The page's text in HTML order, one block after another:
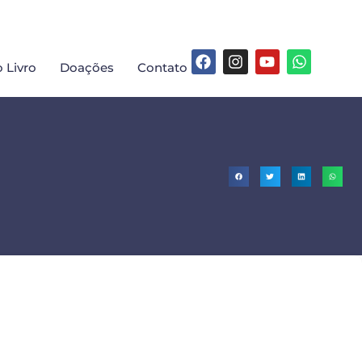
Livro Doações Contato